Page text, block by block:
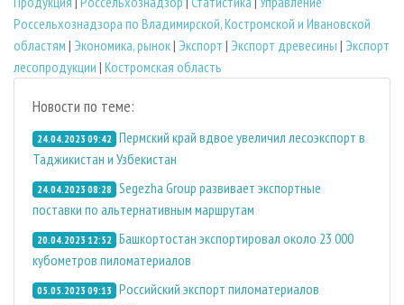
Россельхознадзора по Владимирской, Костромской и Ивановской
областям | Экономика, рынок| Экспорт | Экспорт древесины | Экспорт
лесопродукции | Костромская область
Новости по теме:
24.04.2023 09:42 Пермский край вдвое увеличил лесоэкспорт в
Таджикистан и Узбекистан
24.04.2023 08:28 Segezha Group развивает экспортные
поставки по альтернативным маршрутам
20.04.2023 12:52 Башкортостан экспортировал около 23 000
кубометров пиломатериалов
05.05.2023 09:13 Российский экспорт пиломатериалов